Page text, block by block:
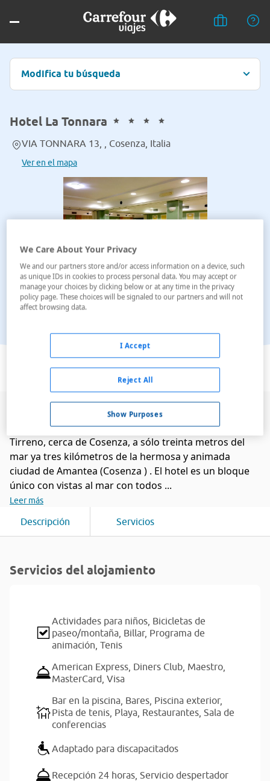
Modifica tu búsqueda
Hotel La Tonnara
VIA TONNARA 13, , Cosenza, Italia
Ver en el mapa
Ver en el mapa
Hotel La Tonnara es un moderno hotel de 4 estrellas
en Amantea. Situado en el tramo de la costa del
Tirreno, cerca de Cosenza, a sólo treinta metros del
mar ya tres kilómetros de la hermosa y animada
ciudad de Amantea (Cosenza ) . El hotel es un bloque
único con vistas al mar con todos ...
Leer más
Descripción Servicios
Servicios del alojamiento
Actividades para niños, Bicicletas de
paseo/montaña, Billar, Programa de
animación, Tenis
American Express, Diners Club, Maestro,
MasterCard, Visa
Bar en la piscina, Bares, Piscina exterior,
Pista de tenis, Playa, Restaurantes, Sala de
conferencias
Adaptado para discapacitados
Recepción 24 horas, Servicio despertador
We Care About Your Privacy
We and our partners store and/or access information on a device, such
as unique IDs in cookies to process personal data. You may accept or
manage your choices by clicking below or at any time in the privacy
policy page. These choices will be signaled to our partners and will not
affect browsing data.
Show Purposes
Reject All
I Accept